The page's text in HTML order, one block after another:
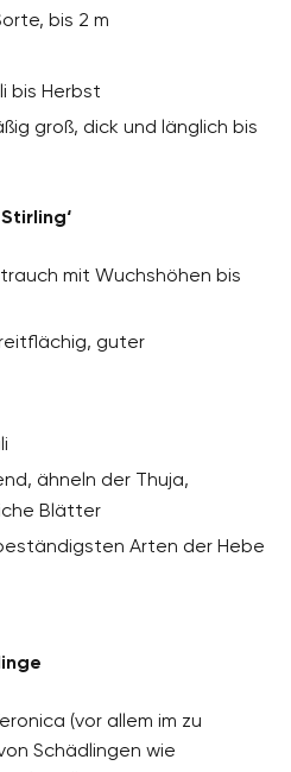
bis 2 m
bis Herbst
groß, dick und länglich bis
mit Wuchshöhen bis
guter
ähneln der Thuja,
Blätter
Arten der Hebe
(vor allem im zu
Schädlingen wie